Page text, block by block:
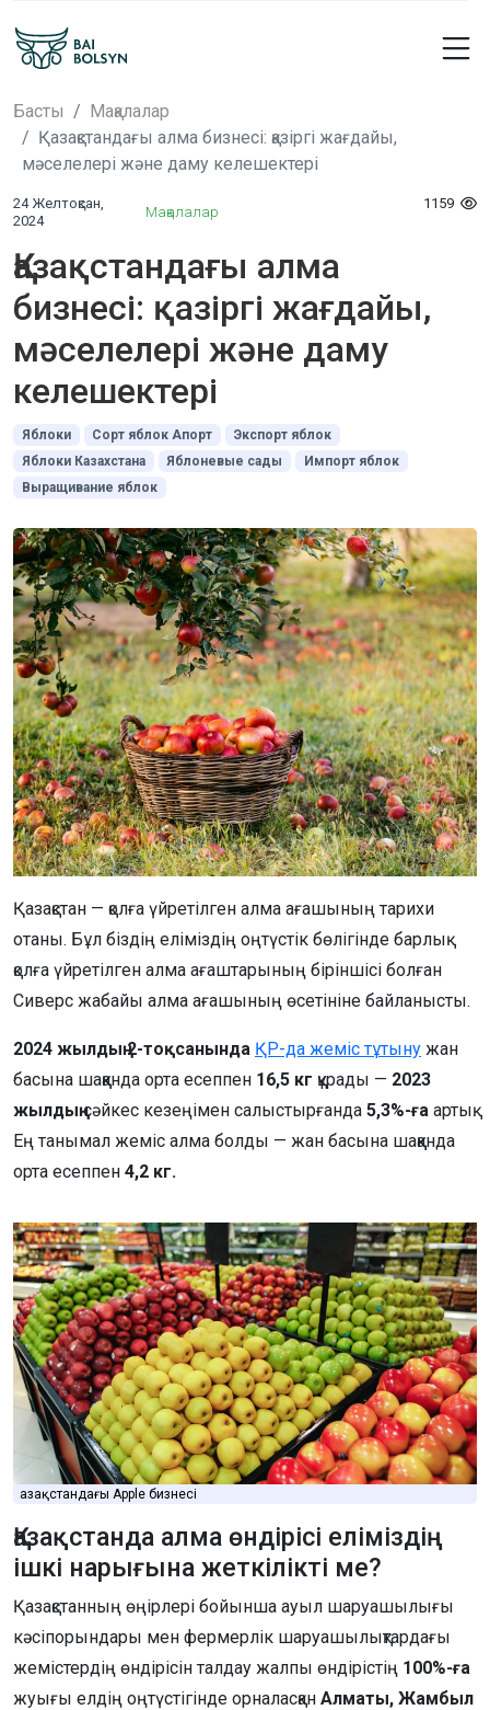
Басты
Мақалалар
Қазақстандағы алма бизнесі: қазіргі жағдайы,
мәселелері және даму келешектері
24 Желтоқсан,
2024
Мақалалар
1159
Қазақстандағы алма
бизнесі: қазіргі жағдайы,
мәселелері және даму
келешектері
Яблоки Сорт яблок Апорт
Экспорт яблок
Яблоки Казахстана
Яблоневые сады
Импорт яблок
Выращивание яблок
Қазақстан — қолға үйретілген алма ағашының тарихи
отаны. Бұл біздің еліміздің оңтүстік бөлігінде барлық
қолға үйретілген алма ағаштарының біріншісі болған
Сиверс жабайы алма ағашының өсетініне байланысты.
2024 жылдың 2-тоқсанында ҚР-да жеміс тұтыну жан
басына шаққанда орта есеппен 16,5 кг құрады — 2023
жылдыңсәйкес кезеңімен салыстырғанда 5,3%-ға артық.
Ең танымал жеміс алма болды — жан басына шаққанда
орта есеппен 4,2 кг.
Қазақстандағы Apple бизнесі
Қазақстанда алма өндірісі еліміздің
ішкі нарығына жеткілікті ме?
Қазақстанның өңірлері бойынша ауыл шаруашылығы
кәсіпорындары мен фермерлік шаруашылықтардағы
жемістердің өндірісін талдау жалпы өндірістің 100%-ға
жуығы елдің оңтүстігінде орналасқан Алматы, Жамбыл